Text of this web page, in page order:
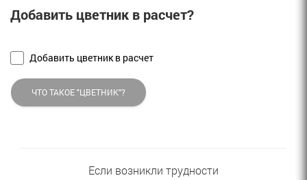
Добавить цветник в расчет?
Добавить цветник в расчет
ЧТО ТАКОЕ "ЦВЕТНИК"?
Если возникли трудности